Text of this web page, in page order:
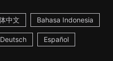
中文 Bahasa Indonesia
Deutsch Español